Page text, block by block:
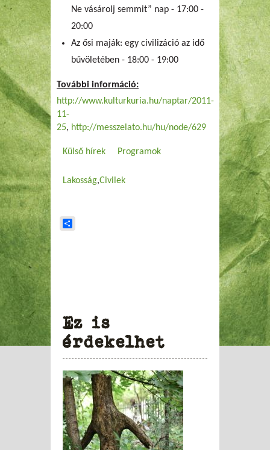
Ne vásárolj semmit” nap - 17:00 -
20:00
Az ősi maják: egy civilizáció az idő
bűvöletében - 18:00 - 19:00
További információ:
http://www.kulturkuria.hu/naptar/2011-
11-
25, http://messzelato.hu/hu/node/629
Külső hírek Programok
Lakosság Civilek
Ez is
érdekelhet